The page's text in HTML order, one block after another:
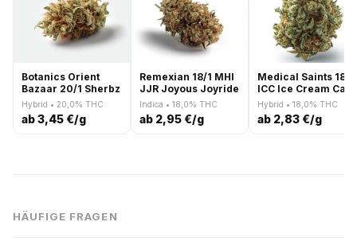
Botanics Orient
Bazaar 20/1 Sherbz
Hybrid • 20,0% THC
ab 3,45 €/g
Remexian 18/1 MHI
JJR Joyous Joyride
Indica • 18,0% THC
ab 2,95 €/g
Medical Saints 18/1
ICC Ice Cream Cake
Hybrid • 18,0% THC
ab 2,83 €/g
HÄUFIGE FRAGEN